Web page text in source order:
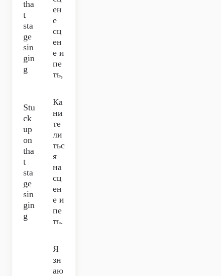
tha
t
sta
ge
sin
gin
g
ен
е
сц
ен
е и
пе
ть,
Stu
ck
up
on
tha
t
sta
ge
sin
gin
g
Ка
ни
те
ли
тьс
я
на
сц
ен
е и
пе
ть.
Я
зн
аю